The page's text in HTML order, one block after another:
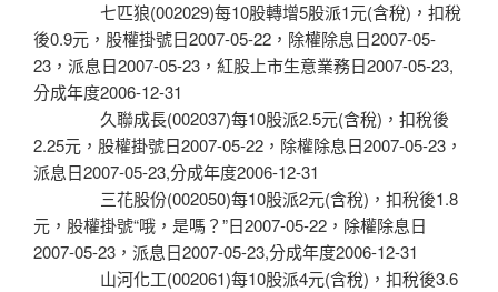
七匹狼(002029)每10股轉增5股派1元(含稅)，扣稅
後0.9元，股權掛號日2007-05-22，除權除息日2007-05-
23，派息日2007-05-23，紅股上市生意業務日2007-05-23,
分成年度2006-12-31
久聯成長(002037)每10股派2.5元(含稅)，扣稅後
2.25元，股權掛號日2007-05-22，除權除息日2007-05-23，
派息日2007-05-23,分成年度2006-12-31
三花股份(002050)每10股派2元(含稅)，扣稅後1.8
元，股權掛號“哦，是嗎？”日2007-05-22，除權除息日
2007-05-23，派息日2007-05-23,分成年度2006-12-31
山河化工(002061)每10股派4元(含稅)，扣稅後3.6